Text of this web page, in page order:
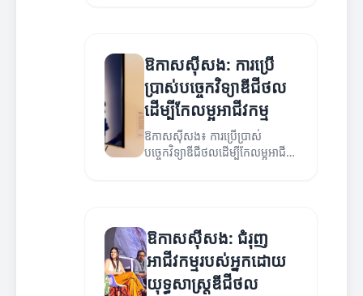
ឱកាសស៊ីសង: ការប្រើ
ប្រាស់បច្ចេកវិទ្យាឌីជីថល
ដើម្បីកែលម្អអាជីវកម្ម
ឱកាសស៊ីសង៖ ការប្រើប្រាស់
បច្ចេកវិទ្យាឌីជីថលដើម្បីកែលម្អអាជីវ
ឱកាសស៊ីសង: ជំរុញ
អាជីវកម្មរបស់អ្នកដោយ
យុទ្ធសាស្ត្រឌីជីថល